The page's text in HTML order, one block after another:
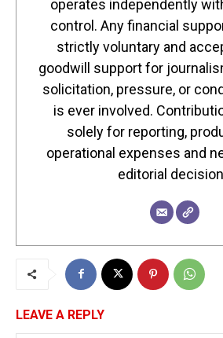
operates independently
control. Any financial
strictly voluntary and
goodwill support for
solicitation, pressure, or
is ever involved.
solely for reporting,
operational expenses and
editorial
LEAVE A REPLY